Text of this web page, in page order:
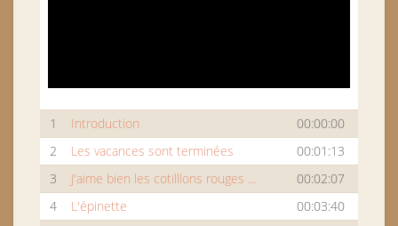
1 Introduction
00:00:00
2
Les vacances sont terminées
00:01:13
3
J'aime bien les cotilllons rouges ...
00:02:07
4
L'épinette
00:03:40